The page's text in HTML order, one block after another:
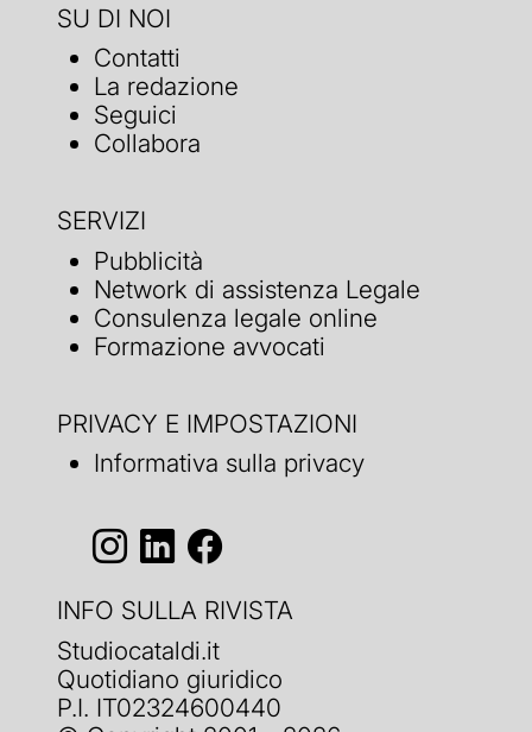
SU DI NOI
Contatti
La redazione
Seguici
Collabora
SERVIZI
Pubblicità
Network di assistenza Legale
Consulenza legale online
Formazione avvocati
PRIVACY E IMPOSTAZIONI
Informativa sulla privacy
INFO SULLA RIVISTA
Studiocataldi.it
Quotidiano giuridico
P.I. IT02324600440